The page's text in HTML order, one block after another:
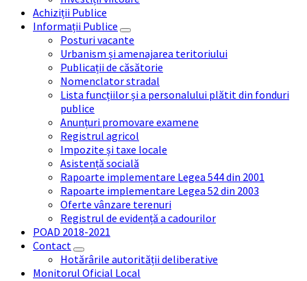
Achiziții Publice
Informații Publice
Posturi vacante
Urbanism și amenajarea teritoriului
Publicații de căsătorie
Nomenclator stradal
Lista funcțiilor și a personalului plătit din fonduri
publice
Anunțuri promovare examene
Registrul agricol
Impozite și taxe locale
Asistență socială
Rapoarte implementare Legea 544 din 2001
Rapoarte implementare Legea 52 din 2003
Oferte vânzare terenuri
Registrul de evidență a cadourilor
POAD 2018-2021
Contact
Hotărârile autorității deliberative
Monitorul Oficial Local